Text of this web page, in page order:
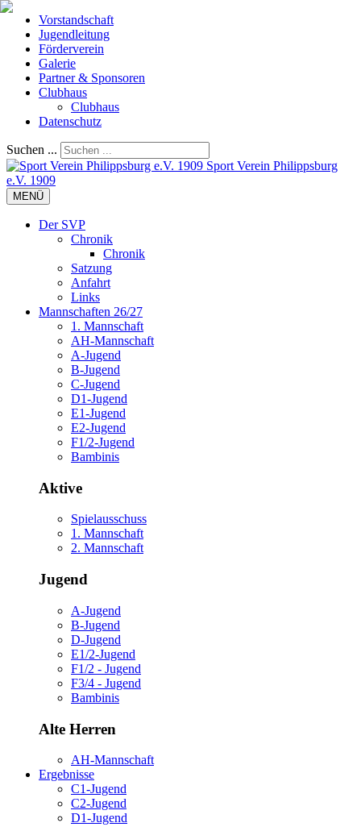
Vorstandschaft
Jugendleitung
Förderverein
Galerie
Partner & Sponsoren
Clubhaus
Clubhaus
Datenschutz
Suchen ...
Sport Verein Philippsburg
e.V. 1909
MENÜ
Der SVP
Chronik
Chronik
Satzung
Anfahrt
Links
Mannschaften 26/27
1. Mannschaft
AH-Mannschaft
A-Jugend
B-Jugend
C-Jugend
D1-Jugend
E1-Jugend
E2-Jugend
F1/2-Jugend
Bambinis
Aktive
Spielausschuss
1. Mannschaft
2. Mannschaft
Jugend
A-Jugend
B-Jugend
D-Jugend
E1/2-Jugend
F1/2 - Jugend
F3/4 - Jugend
Bambinis
Alte Herren
AH-Mannschaft
Ergebnisse
C1-Jugend
C2-Jugend
D1-Jugend